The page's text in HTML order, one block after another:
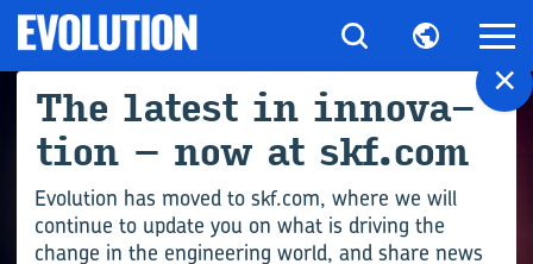
×
The latest in in­nov­a­
tion – now at skf.com
Evolution has moved to skf.com, where we will
continue to update you on what is driving the
change in the engineering world, and share news